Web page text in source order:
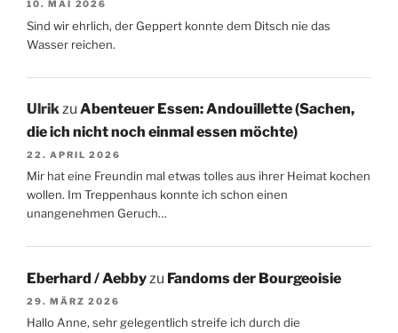
10. MAI 2026
Sind wir ehrlich, der Geppert konnte dem Ditsch nie das
Wasser reichen.
Ulrikzu Abenteuer Essen: Andouillette (Sachen,
die ich nicht noch einmal essen möchte)
22. APRIL 2026
Mir hat eine Freundin mal etwas tolles aus ihrer Heimat kochen
wollen. Im Treppenhaus konnte ich schon einen
unangenehmen Geruch…
Eberhard / Aebby zu Fandoms der Bourgeoisie
29. MÄRZ 2026
Hallo Anne, sehr gelegentlich streife ich durch die